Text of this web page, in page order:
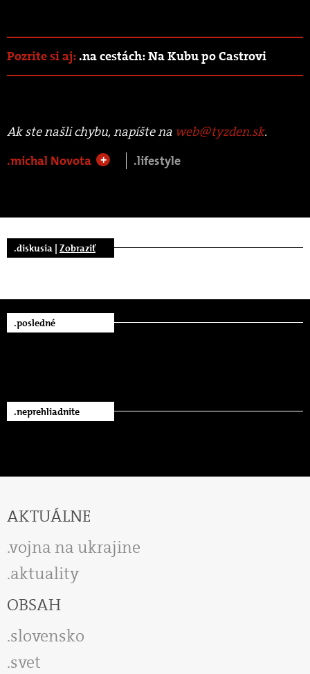
Pozrite si aj:.na cestách: Na Kubu po Castrovi
Ak ste našli chybu, napíšte na web@tyzden.sk.
.michal Novota
+ .lifestyle
.diskusia | Zobraziť
.posledné
.neprehliadnite
AKTUÁLNE
vojna na ukrajine
aktuality
OBSAH
slovensko
svet